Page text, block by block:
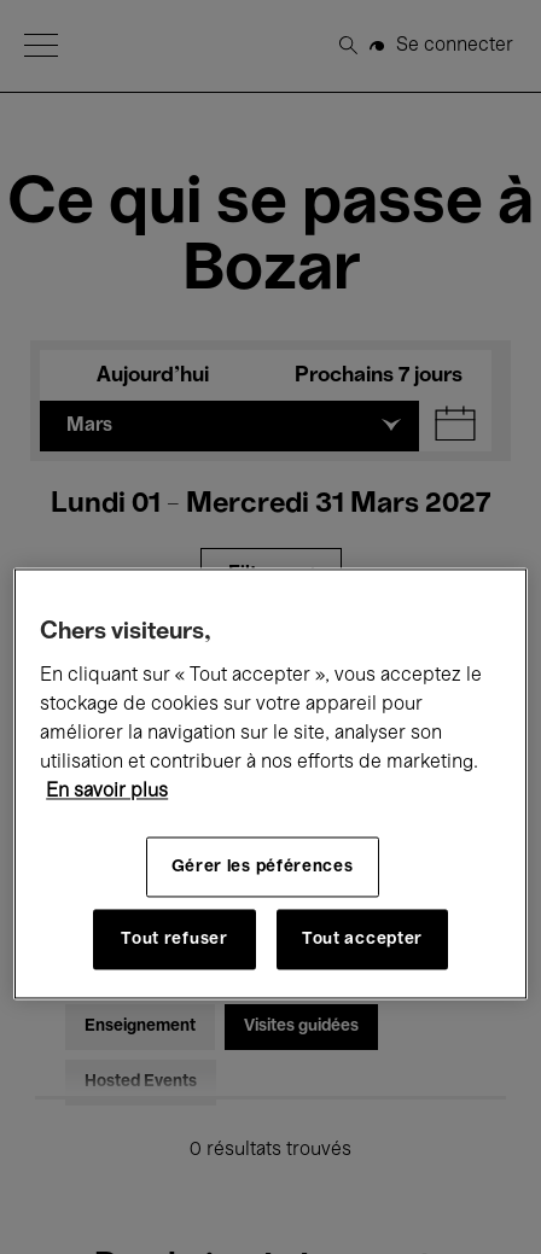
Open Menu
Rechercher
Se connecter
Ce qui se passe à
Bozar
Aujourd'hui Prochains 7 jours
Mars
Lundi 01 - Mercredi 31 Mars 2027
Filtres
Expositions Films Performances
Rencontres & Débats Jazz
Musique électronique
Pour tous Kids’ Palace
Enseignement Visites guidées
Hosted Events
0 résultats trouvés
Chers visiteurs,
En cliquant sur « Tout accepter », vous acceptez le
stockage de cookies sur votre appareil pour
améliorer la navigation sur le site, analyser son
utilisation et contribuer à nos efforts de marketing.
En savoir plus
Gérer les péférences
Tout refuser Tout accepter